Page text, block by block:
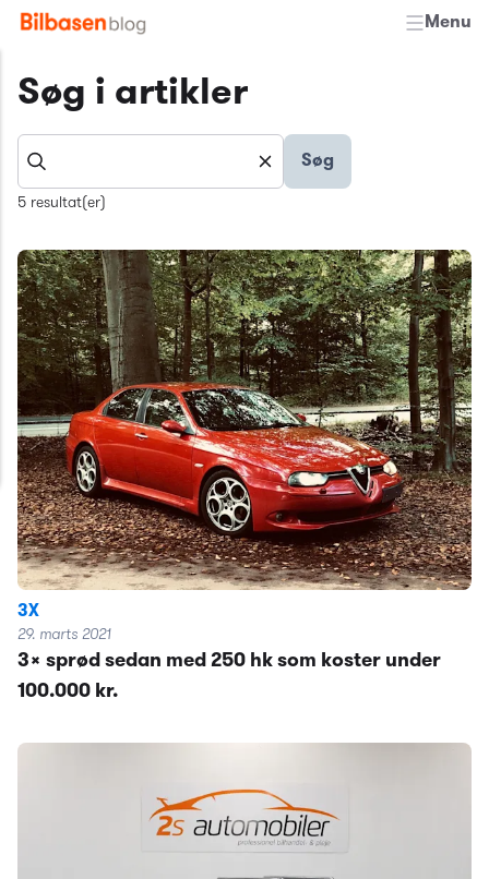
Menu
Søg i artikler
Søg
5 resultat(er)
3X
29. marts 2021
3x sprød sedan med 250 hk som koster under
100.000 kr.